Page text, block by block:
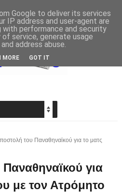
του Παναθηναϊκού για το ματς
για
με τον Ατρόμητο
Google to deliver its services
IP address and user-agent are
with performance and security
service, generate usage
address abuse.
MORE GOT IT